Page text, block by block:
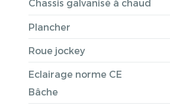
Chassis galvanisé à chaud
Plancher
Roue jockey
Eclairage norme CE
Bâche